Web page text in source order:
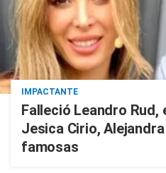
IMPACTANTE
Falleció Leandro Rud,
Jesica Cirio,
famosas